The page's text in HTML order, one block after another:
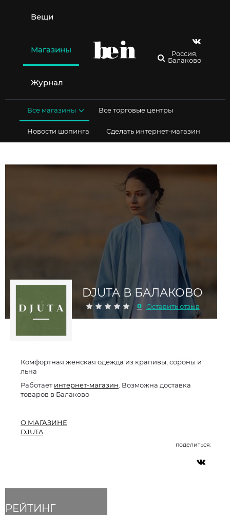
содержимому
Вещи
Магазины
Журнал
Россия,
Балаково
Все магазины Все торговые центры
Новости шопинга Сделать интернет-магазин
DJUTA В БАЛАКОВО
0 Оставить отзыв
РЕЙТИНГ
Комфортная женская одежда из крапивы, сороны и
льна
Работаетинтернет-магазин . Возможна доставка
товаров в Балаково
О МАГАЗИНЕ
DJUTA
поделиться: